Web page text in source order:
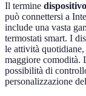
Il termine
può connettersi a
include una vasta
termostati smart. I
le attività
maggiore comodità.
possibilità di
personalizzazione